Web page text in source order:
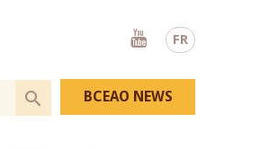
FR
Youtube
BCEAO NEWS